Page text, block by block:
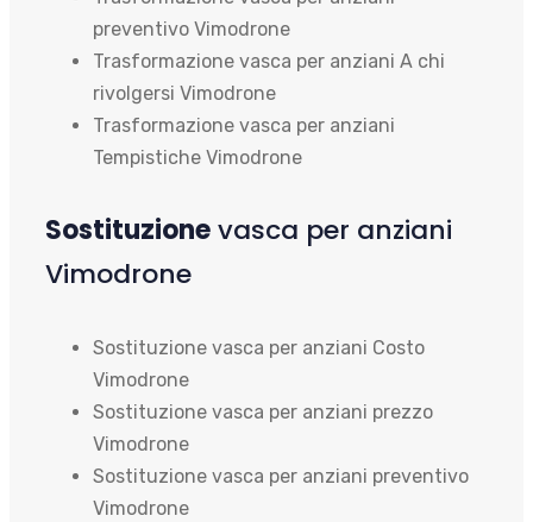
preventivo Vimodrone
Trasformazione vasca per anziani A chi
rivolgersi Vimodrone
Trasformazione vasca per anziani
Tempistiche Vimodrone
Sostituzionevasca per anziani
Vimodrone
Sostituzione vasca per anziani Costo
Vimodrone
Sostituzione vasca per anziani prezzo
Vimodrone
Sostituzione vasca per anziani preventivo
Vimodrone